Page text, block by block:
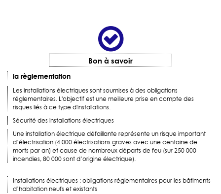
Bon à savoir
la règlementation
Les installations électriques sont soumises à des obligations
réglementaires. L'objectif est une meilleure prise en compte des
risques liés à ce type d'installations.
Sécurité des installations électriques
Une installation électrique défaillante représente un risque important
d’électrisation (4 000 électrisations graves avec une centaine de
morts par an) et cause de nombreux départs de feu (sur 250 000
incendies, 80 000 sont d’origine électrique).
Installations électriques : obligations réglementaires pour les bâtiments
d’habitation neufs et existants